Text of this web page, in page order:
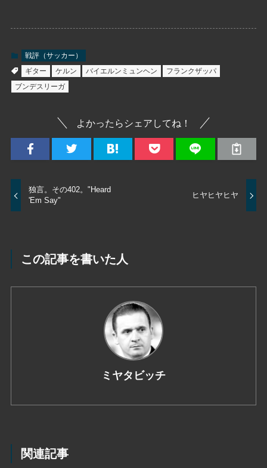
戦評（サッカー）
ギター
ケルン バイエルンミュンヘン
フランクザッパ
ブンデスリーガ
よかったらシェアしてね！
独言。その402。"Heard
'Em Say"
ヒヤヒヤヒヤ
この記事を書いた人
ミヤタビッチ
関連記事